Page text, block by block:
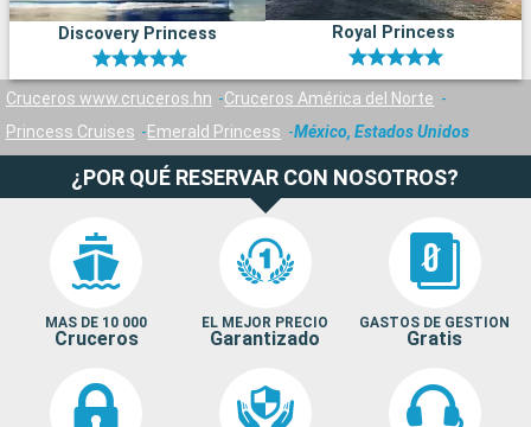
Discovery Princess Royal Princess
Cruceros www.cruceros.hn
Cruceros América del Norte
Princess Cruises
Emerald Princess México, Estados Unidos
¿POR QUÉ RESERVAR CON NOSOTROS?
MAS DE 10 000
Cruceros
EL MEJOR PRECIO
Garantizado
GASTOS DE GESTION
Gratis